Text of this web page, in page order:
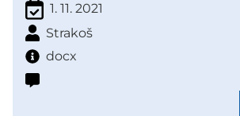
1. 11. 2021
Strakoš
docx